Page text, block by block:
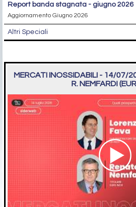
report banda stagnata - giugno 2026
Aggiornamento Giugno 2026
Altri Speciali
MERCATI INOSSIDABILI - 14/07/
R. NEMFARDI